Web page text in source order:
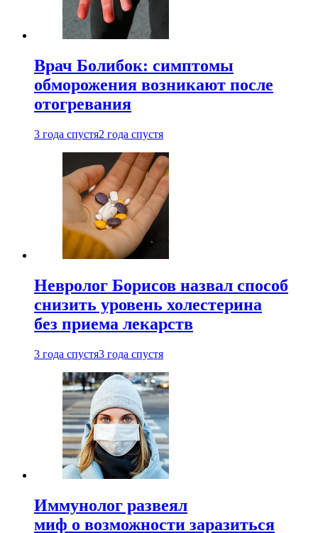
Врач Болибок: симптомы
обморожения возникают после
отогревания
3 года спустя2 года спустя
Невролог Борисов назвал способ
снизить уровень холестерина
без приема лекарств
3 года спустя3 года спустя
Иммунолог развеял
миф о возможности заразиться